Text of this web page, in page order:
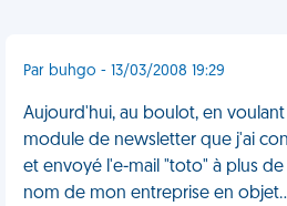
Par buhgo - 13/03/2008 19:29
Aujourd'hui, au boulot, en
module de newsletter que j'ai
et envoyé l'e-mail "toto" à plus
nom de mon entreprise en